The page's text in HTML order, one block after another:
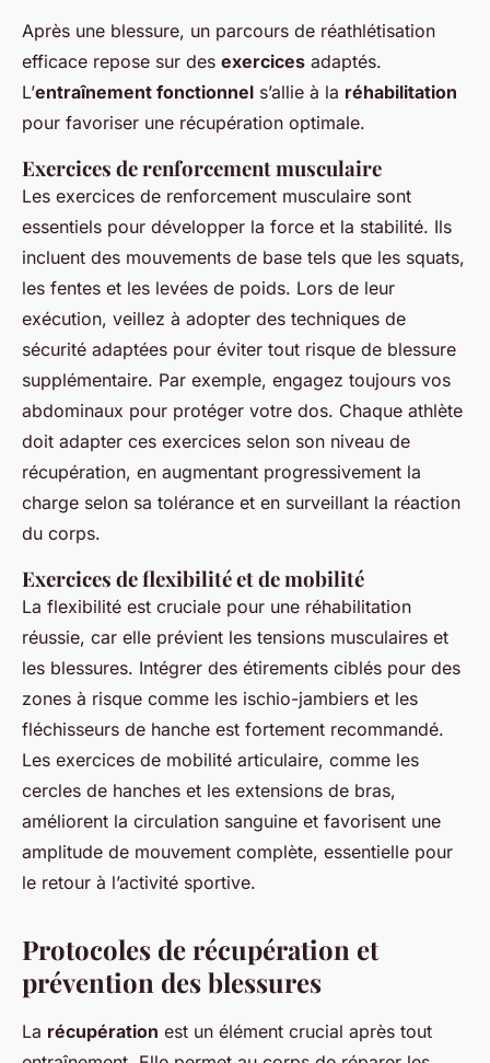
Après une blessure, un parcours de réathlétisation
efficace repose sur des exercices adaptés.
L’entraînement fonctionnel s’allie à la réhabilitation
pour favoriser une récupération optimale.
Exercices de renforcement musculaire
Les exercices de renforcement musculaire sont
essentiels pour développer la force et la stabilité. Ils
incluent des mouvements de base tels que les squats,
les fentes et les levées de poids. Lors de leur
exécution, veillez à adopter des techniques de
sécurité adaptées pour éviter tout risque de blessure
supplémentaire. Par exemple, engagez toujours vos
abdominaux pour protéger votre dos. Chaque athlète
doit adapter ces exercices selon son niveau de
récupération, en augmentant progressivement la
charge selon sa tolérance et en surveillant la réaction
du corps.
Exercices de flexibilité et de mobilité
La flexibilité est cruciale pour une réhabilitation
réussie, car elle prévient les tensions musculaires et
les blessures. Intégrer des étirements ciblés pour des
zones à risque comme les ischio-jambiers et les
fléchisseurs de hanche est fortement recommandé.
Les exercices de mobilité articulaire, comme les
cercles de hanches et les extensions de bras,
améliorent la circulation sanguine et favorisent une
amplitude de mouvement complète, essentielle pour
le retour à l’activité sportive.
Protocoles de récupération et
prévention des blessures
La récupération est un élément crucial après tout